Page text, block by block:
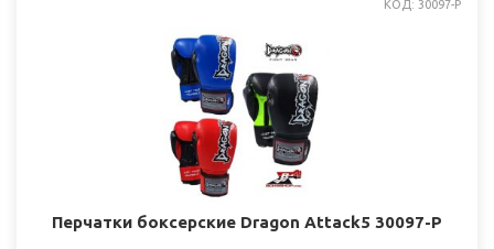
КОД: 30097-P
Перчатки боксерские Dragon Attack5 30097-P